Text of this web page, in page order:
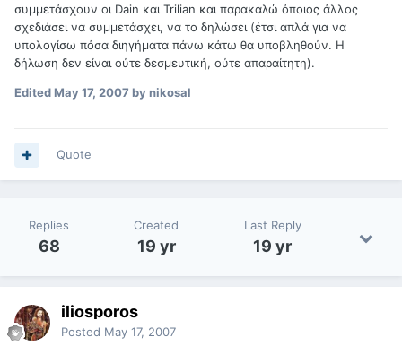
συμμετάσχουν οι Dain και Trilian και παρακαλώ όποιος άλλος
σχεδιάσει να συμμετάσχει, να το δηλώσει (έτσι απλά για να
υπολογίσω πόσα διηγήματα πάνω κάτω θα υποβληθούν. Η
δήλωση δεν είναι ούτε δεσμευτική, ούτε απαραίτητη).
EditedMay 17, 2007 by nikosal
Quote
Replies
68
Created
19 yr
Last Reply
19 yr
iliosporos
Posted May 17, 2007